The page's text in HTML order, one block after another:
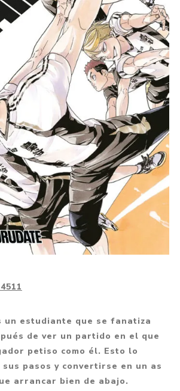
un estudiante que se fanatiza
de ver un partido en el que
petiso como él. Esto lo
pasos y convertirse en un as
arrancar bien de abajo.